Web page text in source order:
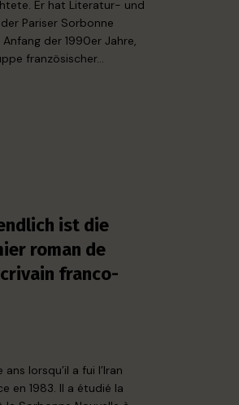
Er hat Literatur- und
Pariser Sorbonne
der 1990er Jahre,
französischer…
ist die
roman de
franco-
lorsqu’il a fui l’Iran
en 1983. Il a étudié la